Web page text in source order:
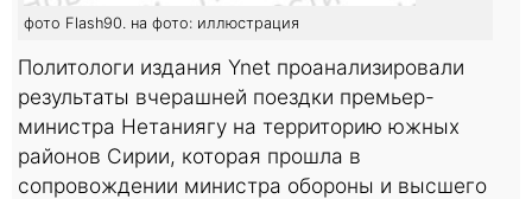
фото Flash90. на фото: иллюстрация
Политологи издания Ynet проанализировали
результаты вчерашней поездки премьер-
министра Нетаниягу на территорию южных
районов Сирии, которая прошла в
сопровождении министра обороны и высшего